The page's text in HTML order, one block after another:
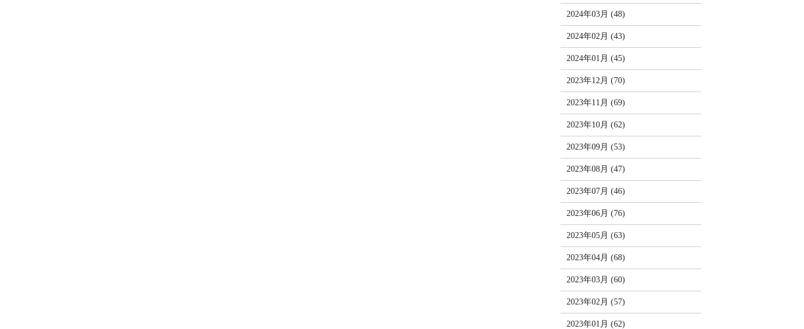
2024年03月 (48)
2024年02月 (43)
2024年01月 (45)
2023年12月 (70)
2023年11月 (69)
2023年10月 (62)
2023年09月 (53)
2023年08月 (47)
2023年07月 (46)
2023年06月 (76)
2023年05月 (63)
2023年04月 (68)
2023年03月 (60)
2023年02月 (57)
2023年01月 (62)